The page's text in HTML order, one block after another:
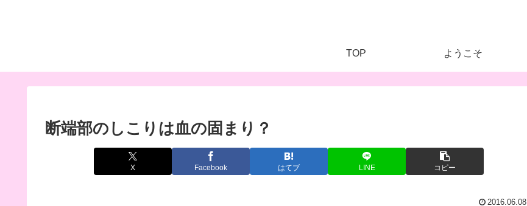
TOP ようこそ
断端部のしこりは血の固まり？
X Facebook はてブ LINE コピー
2016.06.08